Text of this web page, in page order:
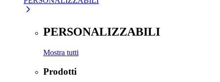
PERSONALIZZABILI
Mostra tutti
Prodotti